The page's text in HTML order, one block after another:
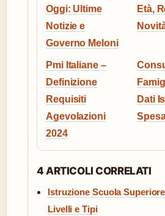
Oggi: Ultime
Notizie e
Governo Meloni
Età,
Pmi Italiane –
Definizione
Requisiti
Agevolazioni
2024
Dati
4 ARTICOLI CORRELATI
Istruzione Scuola
Livelli e Tipi